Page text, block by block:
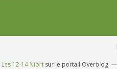
Les 12-14 Niort sur le portail Overblog